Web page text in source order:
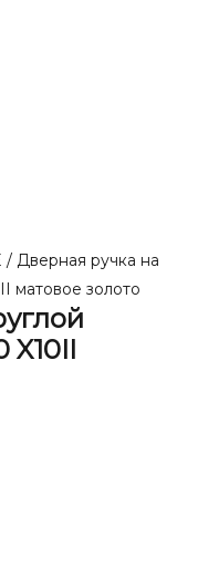
/ Дверная ручка на
матовое золото
X10II